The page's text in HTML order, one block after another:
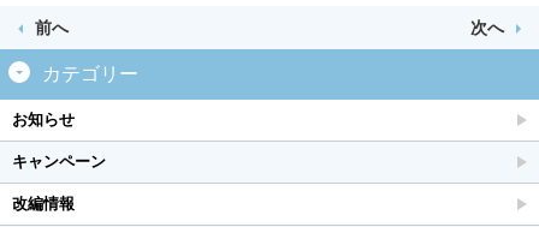
前へ 次へ
カテゴリー
お知らせ
キャンペーン
改編情報